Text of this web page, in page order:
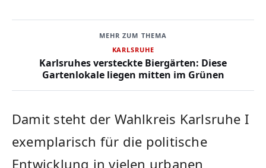
MEHR ZUM THEMA
KARLSRUHE
Karlsruhes versteckte Biergärten: Diese
Gartenlokale liegen mitten im Grünen
Damit steht der Wahlkreis Karlsruhe I
exemplarisch für die politische
Entwicklung in vielen urbanen